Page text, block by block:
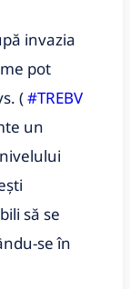
invazia
pot
(#TREBV
un
să se
se în